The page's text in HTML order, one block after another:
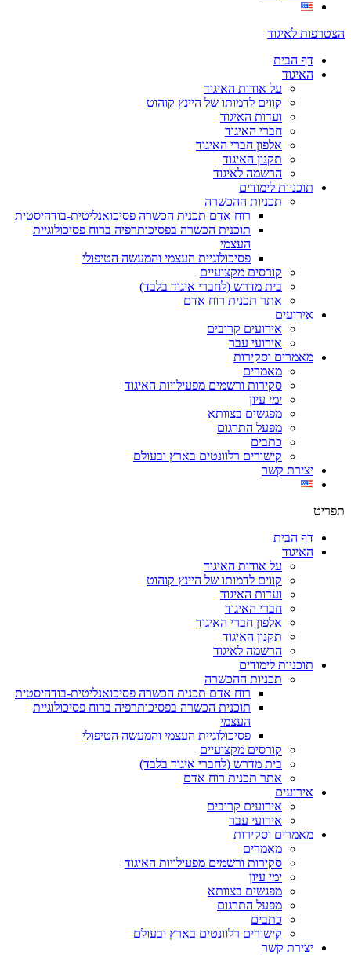
הצטרפות לאיגוד
דף הבית
האיגוד
על אודות האיגוד
קווים לדמותו של היינץ קוהוט
ועדות האיגוד
חברי האיגוד
אלפון חברי האיגוד
תקנון האיגוד
הרשמה לאיגוד
תוכניות לימודים
תכניות ההכשרה
רוח אדם תכנית הכשרה פסיכואנליטית-בודהיסטית
תוכנית הכשרה בפסיכותרפיה ברוח פסיכולוגיית
העצמי
פסיכולוגיית העצמי והמעשה הטיפולי
קורסים מקצועיים
בית מדרש (לחברי איגוד בלבד)
אתר תכנית רוח אדם
אירועים
אירועים קרובים
אירועי עבר
מאמרים וסקירות
מאמרים
סקירות ורשמים מפעילויות האיגוד
ימי עיון
מפגשים בצוותא
מפעל התרגום
כתבים
קישורים רלוונטים בארץ ובעולם
יצירת קשר
תפריט
דף הבית
האיגוד
על אודות האיגוד
קווים לדמותו של היינץ קוהוט
ועדות האיגוד
חברי האיגוד
אלפון חברי האיגוד
תקנון האיגוד
הרשמה לאיגוד
תוכניות לימודים
תכניות ההכשרה
רוח אדם תכנית הכשרה פסיכואנליטית-בודהיסטית
תוכנית הכשרה בפסיכותרפיה ברוח פסיכולוגיית
העצמי
פסיכולוגיית העצמי והמעשה הטיפולי
קורסים מקצועיים
בית מדרש (לחברי איגוד בלבד)
אתר תכנית רוח אדם
אירועים
אירועים קרובים
אירועי עבר
מאמרים וסקירות
מאמרים
סקירות ורשמים מפעילויות האיגוד
ימי עיון
מפגשים בצוותא
מפעל התרגום
כתבים
קישורים רלוונטים בארץ ובעולם
יצירת קשר